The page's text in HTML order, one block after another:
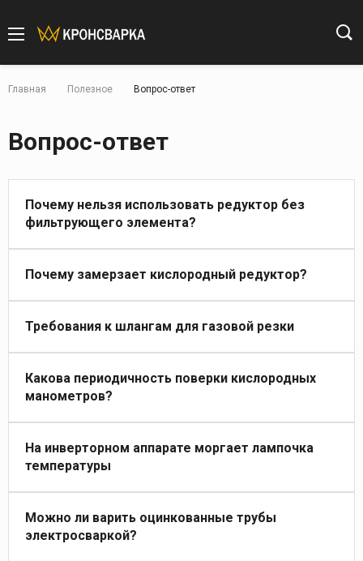
Главная Полезное Вопрос-ответ
Вопрос-ответ
Почему нельзя использовать редуктор без
фильтрующего элемента?
Почему замерзает кислородный редуктор?
Требования к шлангам для газовой резки
Какова периодичность поверки кислородных
манометров?
На инверторном аппарате моргает лампочка
температуры
Можно ли варить оцинкованные трубы
электросваркой?